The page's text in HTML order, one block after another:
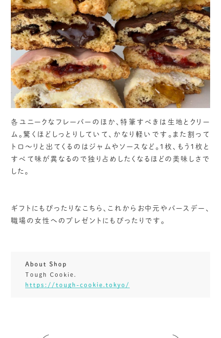
各ユニークなフレーバーのほか、特筆すべきは生地とクリー
ム。驚くほどしっとりしていて、かなり軽いです。また割って
トロ～リと出てくるのはジャムやソースなど。1枚、もう1枚と
すべて味が異なるので独り占めしたくなるほどの美味しさで
した。
ギフトにもぴったりなこちら、これからお中元やバースデー、
職場の女性へのプレゼントにもぴったりです。
About Shop
Tough Cookie.
https://tough-cookie.tokyo/